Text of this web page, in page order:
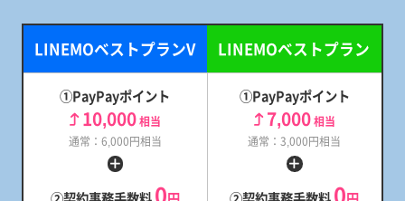
LINEMOベストプランV LINEMOベストプラン
①PayPayポイント
10,000相当
通常：6,000円相当
0
①PayPayポイント
7,000相当
通常：3,000円相当
0